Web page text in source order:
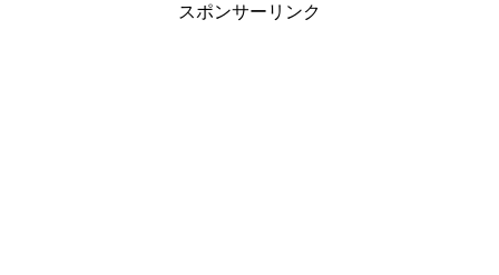
スポンサーリンク